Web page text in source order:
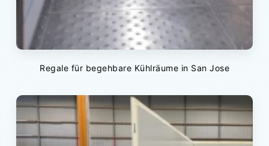
Regale für begehbare Kühlräume in San Jose